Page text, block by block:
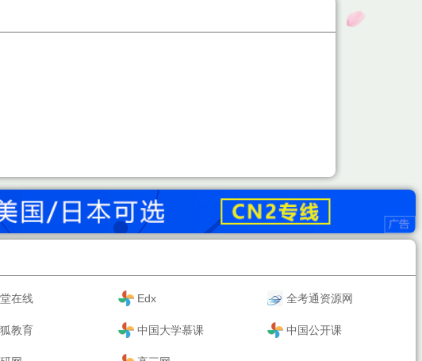
在线 Edx 全考通资源网
教育 中国大学慕课 中国公开课